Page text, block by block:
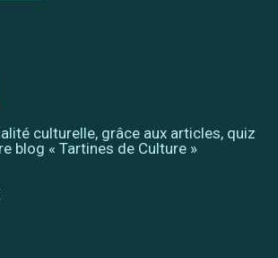
culturelle, grâce aux articles, quiz
blog « Tartines de Culture »